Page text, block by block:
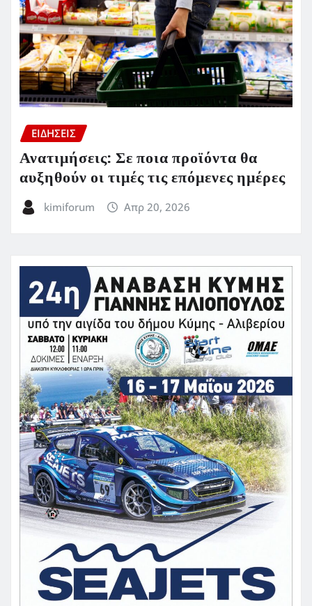
ΕΙΔΗΣΕΙΣ
Ανατιμήσεις: Σε ποια προϊόντα θα
αυξηθούν οι τιμές τις επόμενες ημέρες
kimiforum Απρ 20, 2026